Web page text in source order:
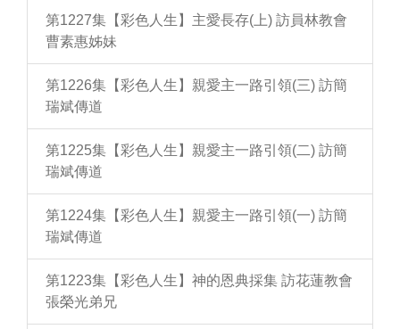
第1227集【彩色人生】主愛長存(上) 訪員林教會
曹素惠姊妹
第1226集【彩色人生】親愛主一路引領(三) 訪簡
瑞斌傳道
第1225集【彩色人生】親愛主一路引領(二) 訪簡
瑞斌傳道
第1224集【彩色人生】親愛主一路引領(一) 訪簡
瑞斌傳道
第1223集【彩色人生】神的恩典採集 訪花蓮教會
張榮光弟兄